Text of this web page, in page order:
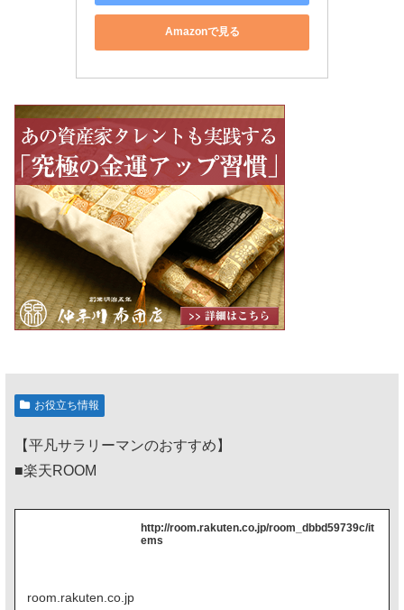
Amazonで見る
お役立ち情報
【平凡サラリーマンのおすすめ】
■楽天ROOM
http://room.rakuten.co.jp/room_dbbd59739c/it
ems
room.rakuten.co.jp